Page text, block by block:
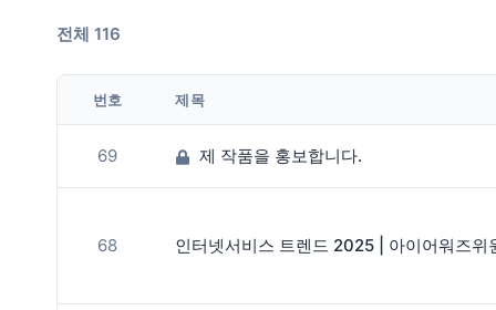
전체 116
번호 제목
69 제 작품을 홍보합니다.
68 인터넷서비스 트렌드 2025 | 아이어워즈위